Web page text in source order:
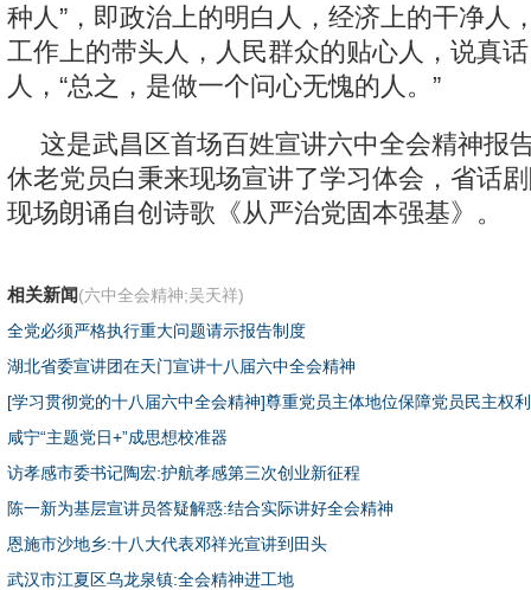
种人”，即政治上的明白人，经济上的干净人
工作上的带头人，人民群众的贴心人，说真
人，“总之，是做一个问心无愧的人。”
这是武昌区首场百姓宣讲六中全会精神报
休老党员白秉来现场宣讲了学习体会，省话
现场朗诵自创诗歌《从严治党固本强基》。
相关新闻(六中全会精神;吴天祥)
全党必须严格执行重大问题请示报告制度
湖北省委宣讲团在天门宣讲十八届六中全会精神
[学习贯彻党的十八届六中全会精神]尊重党员主体地位保障党员民主权利
咸宁“主题党日+”成思想校准器
访孝感市委书记陶宏:护航孝感第三次创业新征程
陈一新为基层宣讲员答疑解惑:结合实际讲好全会精神
恩施市沙地乡:十八大代表邓祥光宣讲到田头
武汉市江夏区乌龙泉镇:全会精神进工地